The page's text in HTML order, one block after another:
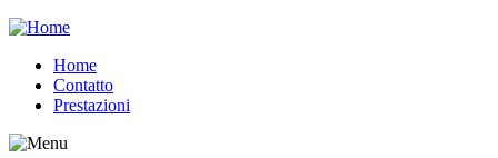
Jump to navigation
Home
Contatto
Prestazioni